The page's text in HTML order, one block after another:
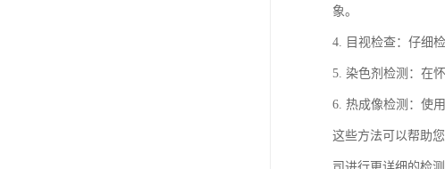
象。
4. 目视检查：仔细
5. 染色剂检测：在
6. 热成像检测：使
这些方法可以帮助